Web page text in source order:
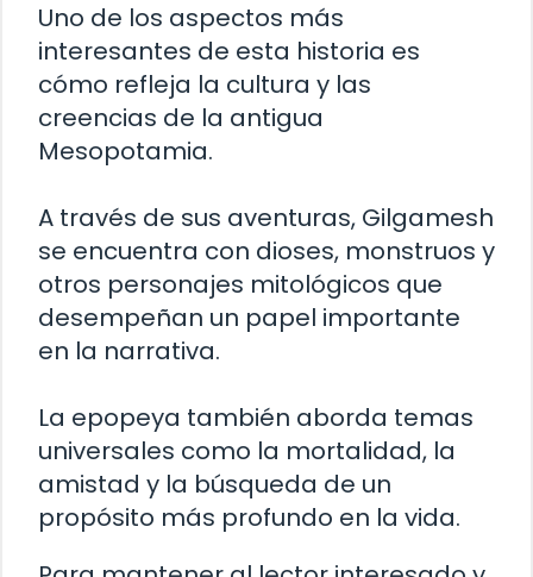
Uno de los aspectos más
interesantes de esta historia es
cómo refleja la cultura y las
creencias de la antigua
Mesopotamia.
A través de sus aventuras, Gilgamesh
se encuentra con dioses, monstruos y
otros personajes mitológicos que
desempeñan un papel importante
en la narrativa.
La epopeya también aborda temas
universales como la mortalidad, la
amistad y la búsqueda de un
propósito más profundo en la vida.